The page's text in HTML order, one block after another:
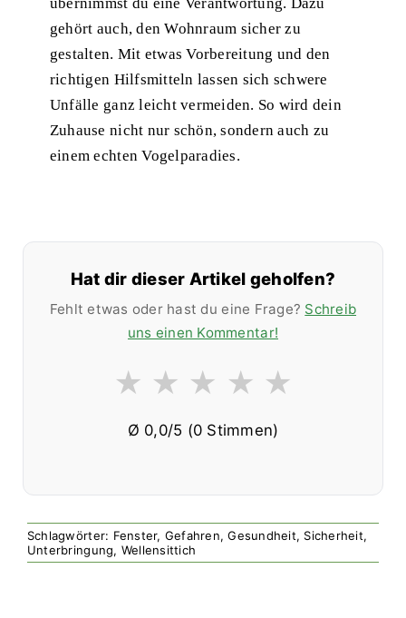
gehört auch, den Wohnraum sicher zu
gestalten. Mit etwas Vorbereitung und den
richtigen Hilfsmitteln lassen sich schwere
Unfälle ganz leicht vermeiden. So wird dein
Zuhause nicht nur schön, sondern auch zu
einem echten Vogelparadies.
Hat dir dieser Artikel geholfen?
Fehlt etwas oder hast du eine Frage? Schreib
uns einen Kommentar!
★
★
★
★
★
Ø 0,0/5 (0 Stimmen)
Schlagwörter: Fenster, Gefahren,Gesundheit, Sicherheit,
Unterbringung, Wellensittich